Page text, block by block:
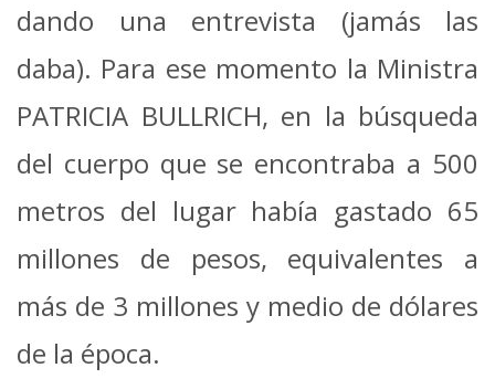
dando una entrevista (jamás las
daba). Para ese momento la Ministra
PATRICIA BULLRICH, en la búsqueda
del cuerpo que se encontraba a 500
metros del lugar había gastado 65
millones de pesos, equivalentes a
más de 3 millones y medio de dólares
de la época.